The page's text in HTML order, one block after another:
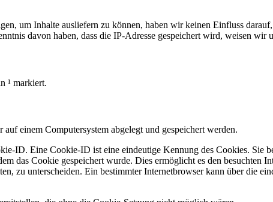
um Inhalte ausliefern zu können, haben wir keinen Einfluss
davon haben, dass die IP-Adresse gespeichert wird, weisen wir
¹ markiert.
einem Computersystem abgelegt und gespeichert werden.
ID. Eine Cookie-ID ist eine eindeutige Kennung des Cookies. Sie
das Cookie gespeichert wurde. Dies ermöglicht es den besuchten
zu unterscheiden. Ein bestimmter Internetbrowser kann über die